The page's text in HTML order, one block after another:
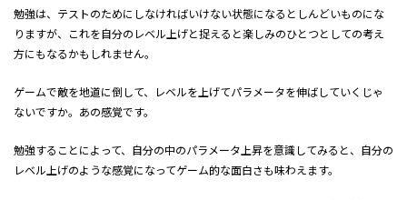
勉強は、テストのためにしなければいけない状態になるとしんどいものにな
りますが、これを自分のレベル上げと捉えると楽しみのひとつとしての考え
方にもなるかもしれません。
ゲームで敵を地道に倒して、レベルを上げてパラメータを伸ばしていくじゃ
ないですか。あの感覚です。
勉強することによって、自分の中のパラメータ上昇を意識してみると、自分の
レベル上げのような感覚になってゲーム的な面白さも味わえます。